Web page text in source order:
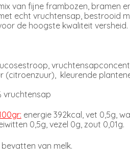
van fijne frambozen, bramen
echt vruchtensap, bestrooid
de hoogste kwaliteit versheid.
(citroenzuur), kleurende
vruchtensap
energie 392kcal, vet 0,5g,
0,5g, vezel 0g, zout 0,01g.
van melk.